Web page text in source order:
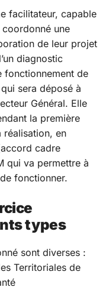
facilitateur, capable
coordonné une
de leur projet
diagnostic
fonctionnement de
sera déposé à
Général. Elle
la première
réalisation, en
cadre
qui va permettre à
fonctionner.
types
sont diverses :
Territoriales de